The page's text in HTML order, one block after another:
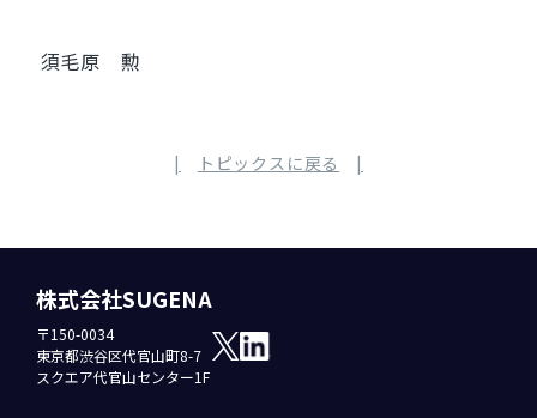
須毛原 勲
トピックスに戻る
株式会社SUGENA
〒150-0034
東京都渋谷区代官山町8-7
スクエア代官山センター1F